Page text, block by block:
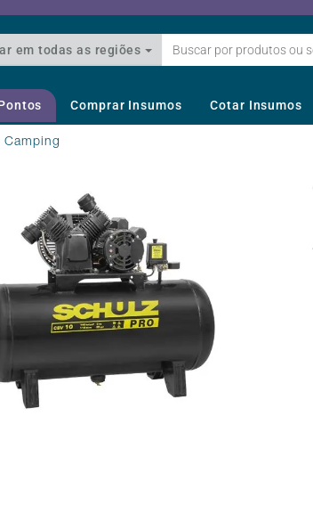
Buscar em todas as regiões
Comprar Insumos Cotar Insumos
Camping